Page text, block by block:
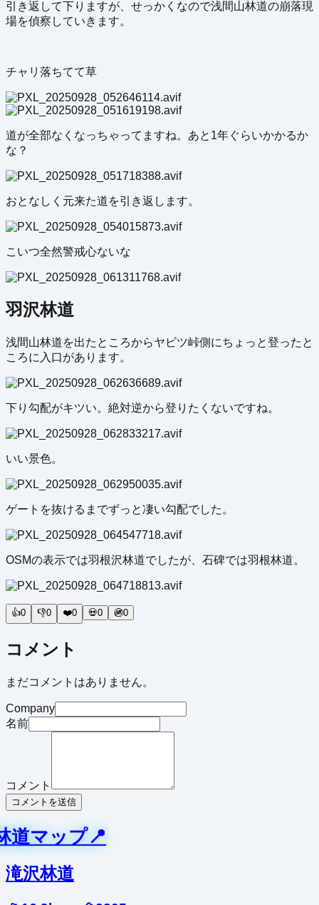
引き返して下りますが、せっかくなので浅間山林道の崩落現
場を偵察していきます。
チャリ落ちてて草
道が全部なくなっちゃってますね。あと1年ぐらいかかるか
な？
おとなしく元来た道を引き返します。
こいつ全然警戒心ないな
羽沢林道
浅間山林道を出たところからヤビツ峠側にちょっと登ったと
ころに入口があります。
下り勾配がキツい。絶対逆から登りたくないですね。
いい景色。
ゲートを抜けるまでずっと凄い勾配でした。
OSMの表示では羽根沢林道でしたが、石碑では羽根林道。
👍0 👎0 ❤️0 💀0 🚳0
コメント
まだコメントはありません。
Company
名前
コメント
コメントを送信
林道マップ📍
滝沢林道